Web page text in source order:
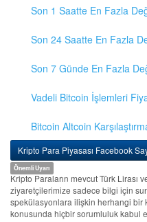
Son 1 Saatte En Fazla
Son 24 Saatte En Fazla
Son 7 Günde En Fazla
Vadeli Bitcoin İşlemleri
Bitcoin Altcoin
Kripto Para Piyasası Facebook
Önemli Uyarı
Kripto Paraların mevcut Türk Lirası
ziyaretçilerimize sadece bilgi için
spekülasyonlara ilişkin herhangi bir
konusunda hiçbir sorumluluk kabul